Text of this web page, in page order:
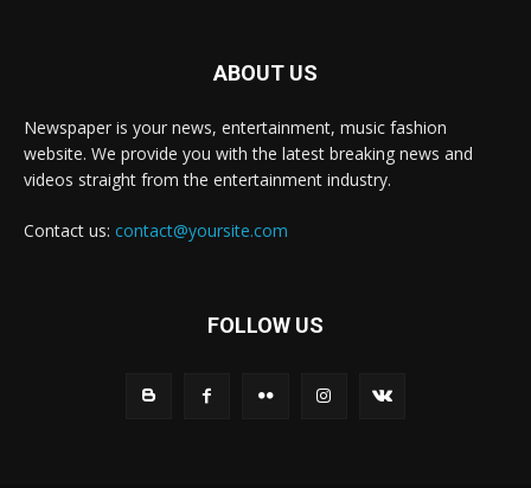
ABOUT US
Newspaper is your news, entertainment, music fashion
website. We provide you with the latest breaking news and
videos straight from the entertainment industry.
Contact us: contact@yoursite.com
FOLLOW US